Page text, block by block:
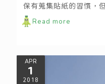
保有蒐集貼紙的習慣，
一文不值的標籤，為什
Read more
APR
1
2018